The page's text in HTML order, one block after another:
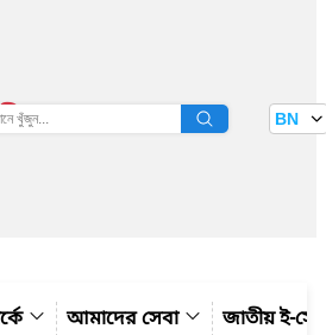
তথ্য বাতায়ন BN
আমাদের সেবা জাতীয় ই-